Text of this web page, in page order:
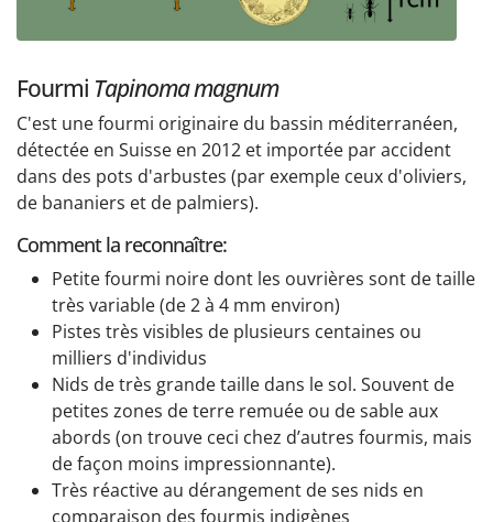
Fourmi Tapinoma magnum
C'est une fourmi originaire du bassin méditerranéen,
détectée en Suisse en 2012 et importée par accident
dans des pots d'arbustes (par exemple ceux d'oliviers,
de bananiers et de palmiers).
Comment la reconnaître:
Petite fourmi noire dont les ouvrières sont de taille
très variable (de 2 à 4 mm environ)
Pistes très visibles de plusieurs centaines ou
milliers d'individus
Nids de très grande taille dans le sol. Souvent de
petites zones de terre remuée ou de sable aux
abords (on trouve ceci chez d’autres fourmis, mais
de façon moins impressionnante).
Très réactive au dérangement de ses nids en
comparaison des fourmis indigènes